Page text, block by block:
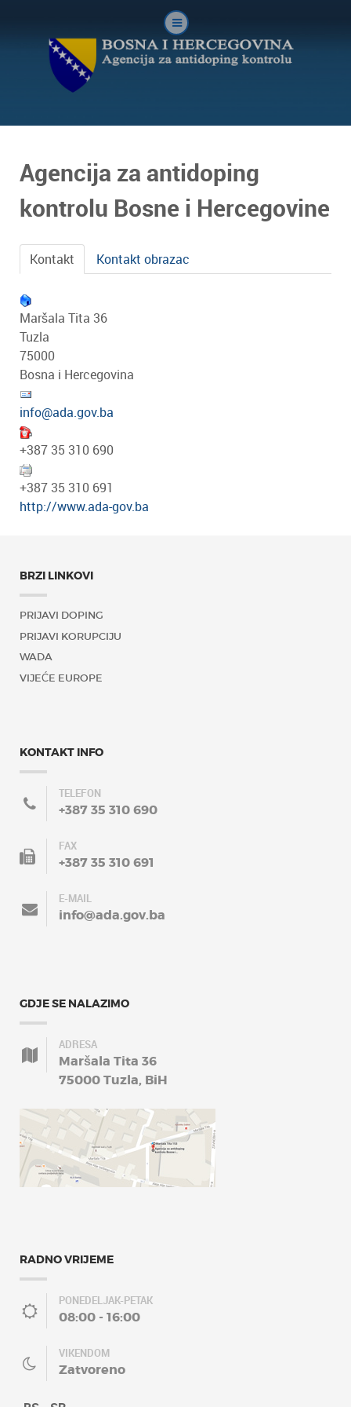
Agencija za antidoping
kontrolu Bosne i Hercegovine
Kontakt Kontakt obrazac
Maršala Tita 36
Tuzla
75000
Bosna i Hercegovina
info@ada.gov.ba
+387 35 310 690
+387 35 310 691
http://www.ada-gov.ba
BRZI LINKOVI
PRIJAVI DOPING
PRIJAVI KORUPCIJU
WADA
VIJEĆE EUROPE
KONTAKT INFO
TELEFON
+387 35 310 690
FAX
+387 35 310 691
E-MAIL
info@ada.gov.ba
GDJE SE NALAZIMO
ADRESA
Maršala Tita 36
75000 Tuzla, BiH
RADNO VRIJEME
PONEDELJAK-PETAK
08:00 - 16:00
VIKENDOM
Zatvoreno